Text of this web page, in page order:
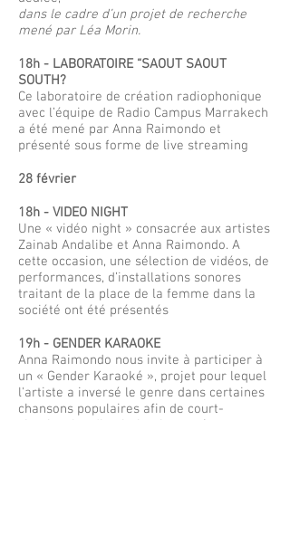
dans le cadre d’un projet de recherche
mené par Léa Morin.
18h - LABORATOIRE “SAOUT SAOUT
SOUTH?
Ce laboratoire de création radiophonique
avec l’équipe de Radio Campus Marrakech
a été mené par Anna Raimondo et
présenté sous forme de live streaming
28 février
18h - VIDEO NIGHT
Une « vidéo night » consacrée aux artistes
Zainab Andalibe et Anna Raimondo. A
cette occasion, une sélection de vidéos, de
performances, d’installations sonores
traitant de la place de la femme dans la
société ont été présentés
19h - GENDER KARAOKE
Anna Raimondo nous invite à participer à
un « Gender Karaoké », projet pour lequel
l'artiste a inversé le genre dans certaines
chansons populaires afin de court-
circuiter les discriminations présentes